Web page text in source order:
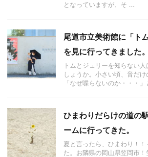
となっていますが、そ ...
尾道市立美術館に「ト
を見に行ってきました。
トムとジェリーを知らない
しょうか。小さい頃、音だ
「なぜ喋らないのか・・・
ひまわりだらけの道の
ームに行ってきた。
夏と言ったら、ひまわり！
た。お隣県の岡山県笠岡市